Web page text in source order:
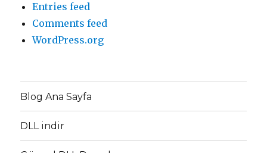
Entries feed
Comments feed
WordPress.org
Blog Ana Sayfa
DLL indir